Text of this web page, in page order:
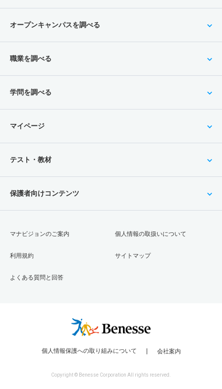
オープンキャンパスを調べる
職業を調べる
学問を調べる
マイページ
テスト・教材
保護者向けコンテンツ
マナビジョンのご案内
利用規約
よくある質問と回答
個人情報の取扱いについて
サイトマップ
個人情報保護への取り組みについて 会社案内
Copyright © Benesse Corporation All rights reserved.